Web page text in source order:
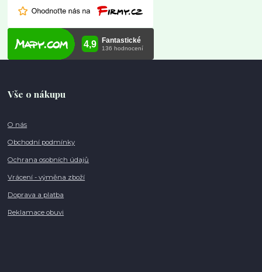
Vše o nákupu
O nás
Obchodní podmínky
Ochrana osobních údajů
Vrácení - výměna zboží
Doprava a platba
Reklamace obuvi